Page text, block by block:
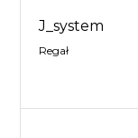
J_system
Regał